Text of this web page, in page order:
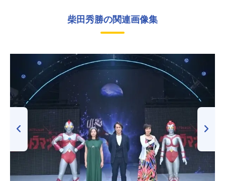
柴田秀勝の関連画像集